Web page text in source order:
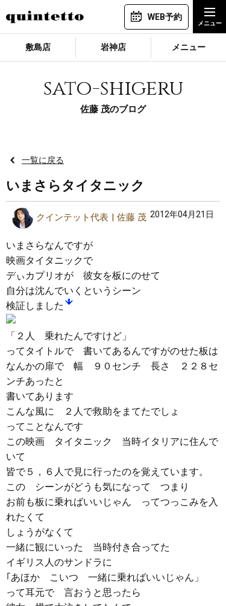
WEB予約
敷島店 岩神店 メニュー
sato-shigeru
佐藤 茂のブログ
一覧に戻る
いまさらタイタニック
クインテット代表 佐藤 茂 2012年04月21日
いまさらなんですが
映画タイタニックで
デぃカプリオが 彼女を板にのせて
自分は沈んでいくというシーン
検証しました
「２人 乗れたんですけど」
ってタイトルで 書いてあるんですがのせた板は
なんかの扉で 幅 ９０センチ 長さ ２２８セ
ンチあったと
書いてあります
こんな風に ２人で救助をまてたでしょ
ってことなんです
この映画 タイタニック 当時イタリアに住んで
いて
皆で５，６人で見に行ったのを覚えています。
この シーンがどうも気になって つまり
お前も板に乗ればいいじゃん ってつっこみを入
れたくて
しょうがなくて
一緒に観にいった 当時付き合ってた
イギリス人のサンドラに
｢あほか こいつ 一緒に乗ればいいじゃん」
って耳元で 言おうと思ったら